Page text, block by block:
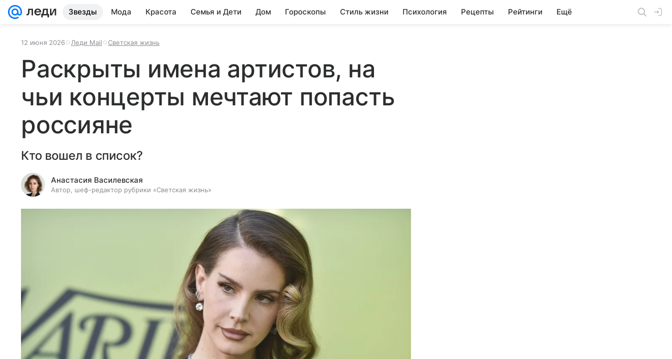
Звезды Мода Красота Семья и Дети Дом Гороскопы Стиль жизни Психология Рецепты Рейтинги Ещё
12 июня 2026 Леди Mail Светская жизнь
Раскрыты имена артистов, на
чьи концерты мечтают попасть
россияне
Кто вошел в список?
Анастасия Василевская
Автор, шеф-редактор рубрики «Светская жизнь»